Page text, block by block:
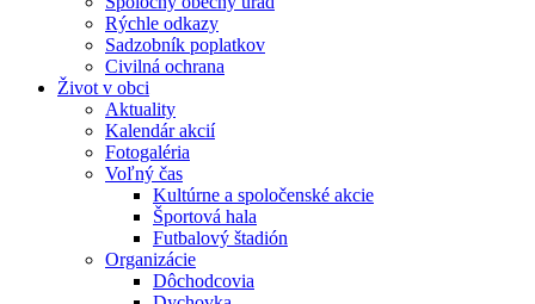
Rýchle odkazy
Sadzobník poplatkov
Civilná ochrana
Život v obci
Aktuality
Kalendár akcií
Fotogaléria
Voľný čas
Kultúrne a spoločenské akcie
Športová hala
Futbalový štadión
Organizácie
Dôchodcovia